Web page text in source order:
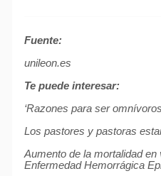
Fuente:
unileon.es
Te puede interesar:
‘Razones para ser
Los pastores y pastoras
Aumento de la mortalidad en
Enfermedad Hemorrágica